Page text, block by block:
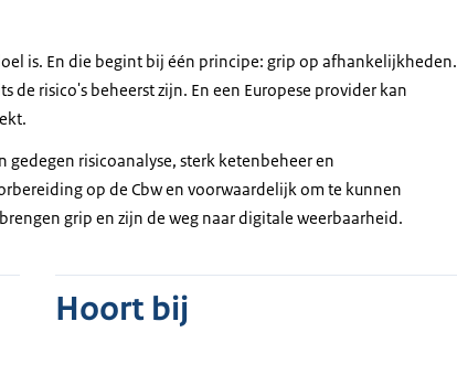
is. En die begint bij één principe: grip op afhankelijkheden.
de risico's beheerst zijn. En een Europese provider kan
gedegen risicoanalyse, sterk ketenbeheer en
op de Cbw en voorwaardelijk om te kunnen
grip en zijn de weg naar digitale weerbaarheid.
Hoort bij